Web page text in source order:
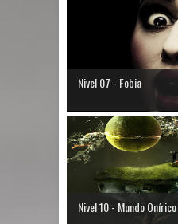
Nivel 07 - Fobia
Nivel 10 - Mundo Onírico